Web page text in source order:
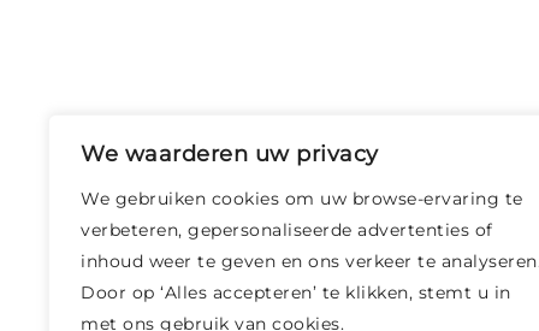
We waarderen uw privacy
We gebruiken cookies om uw browse-ervaring te
verbeteren, gepersonaliseerde advertenties of
inhoud weer te geven en ons verkeer te
Door op ‘Alles accepteren’ te klikken, stemt u in
met ons gebruik van cookies.